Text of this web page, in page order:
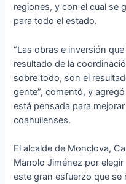
regiones, y con el cual se
para todo el estado.
“Las obras e inversión
resultado de la
sobre todo, son el
gente”, comentó, y
está pensada para
coahuilenses.
El alcalde de Monclova,
Manolo Jiménez por
este gran esfuerzo que se